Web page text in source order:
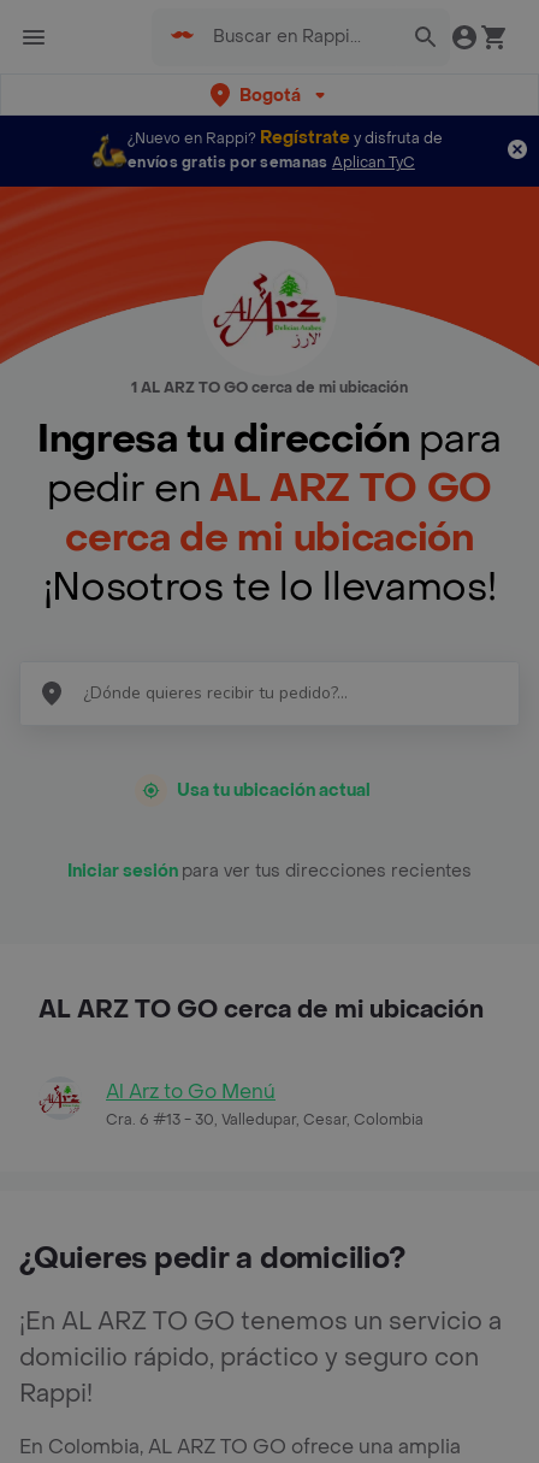
Bogotá
¿Nuevo en Rappi? Regístratey disfruta de
envíos gratis por semanas Aplican TyC
1 AL ARZ TO GO cerca de mi ubicación
Ingresa tu dirección para
pedir enAL ARZ TO GO
cerca de mi ubicación
¡Nosotros te lo llevamos!
Usa tu ubicación actual
Iniciar sesión para ver tus direcciones recientes
AL ARZ TO GO cerca de mi ubicación
Al Arz to Go Menú
Cra. 6 #13 - 30, Valledupar, Cesar, Colombia
¿Quieres pedir a domicilio?
¡En AL ARZ TO GO tenemos un servicio a
domicilio rápido, práctico y seguro con
Rappi!
En Colombia, AL ARZ TO GO ofrece una amplia